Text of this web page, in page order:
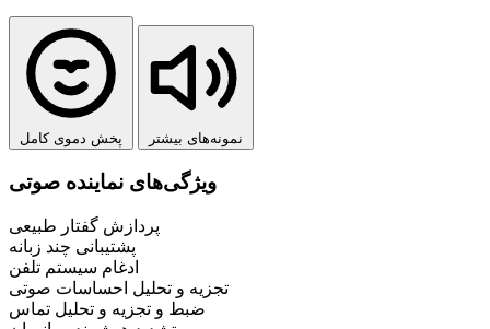
پخش دموی کامل نمونه‌های بیشتر
ویژگی‌های نماینده صوتی
پردازش گفتار طبیعی
پشتیبانی چند زبانه
ادغام سیستم تلفن
تجزیه و تحلیل احساسات صوتی
ضبط و تجزیه و تحلیل تماس